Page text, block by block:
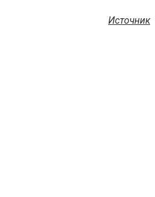
Источник